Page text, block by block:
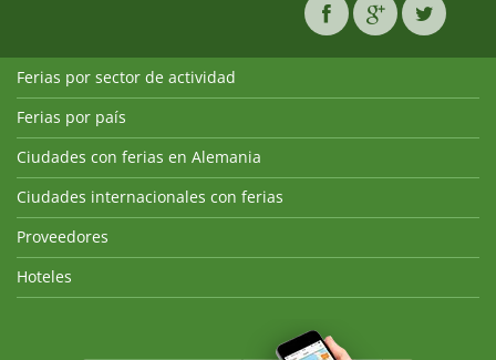
Ferias por sector de actividad
Ferias por país
Ciudades con ferias en Alemania
Ciudades internacionales con ferias
Proveedores
Hoteles